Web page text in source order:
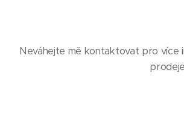
Neváhejte mě kontaktovat pro více